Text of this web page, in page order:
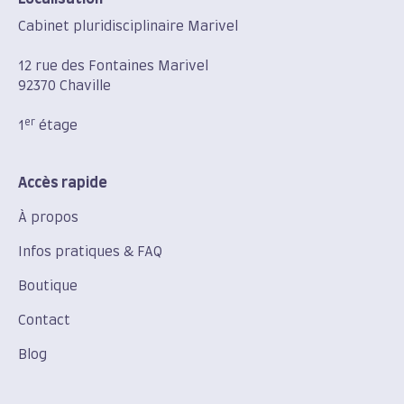
Cabinet pluridisciplinaire Marivel
12 rue des Fontaines Marivel
92370 Chaville
1 er étage
Accès rapide
À propos
Infos pratiques & FAQ
Boutique
Contact
Blog